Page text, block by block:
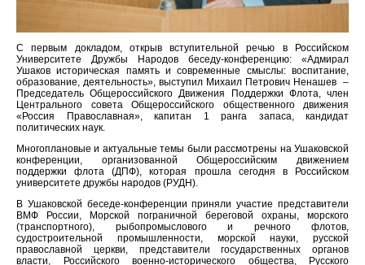
С первым докладом, открыв вступительной речью в Российском
Университете Дружбы Народов беседу-конференцию: «Адмирал
Ушаков историческая память и современные смыслы: воспитание,
образование, деятельность», выступил Михаил Петрович Ненашев –
Председатель Общероссийского Движения Поддержки Флота, член
Центрального совета Общероссийского общественного движения
«Россия Православная», капитан 1 ранга запаса, кандидат
политических наук.
Многоплановые и актуальные темы были рассмотрены на Ушаковской
конференции, организованной Общероссийским движением
поддержки флота (ДПФ), которая прошла сегодня в Российском
университете дружбы народов (РУДН).
В Ушаковской беседе-конференции приняли участие представители
ВМФ России, Морской пограничной береговой охраны, морского
(транспортного), рыбопромыслового и речного флотов,
судостроительной промышленности, морской науки, русской
православной церкви, представители государственных органов
власти, Российского военно-исторического общества, Русского